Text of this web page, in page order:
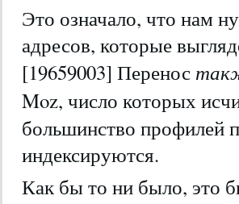
Это означало, что нам
адресов, которые
[19659003] Перенос
Moz, число которых
большинство профилей
индексируются.
Как бы то ни было, это